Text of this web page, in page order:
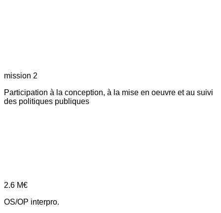
mission 2
Participation à la conception, à la mise en oeuvre et au suivi
des politiques publiques
2.6 M€
OS/OP interpro.